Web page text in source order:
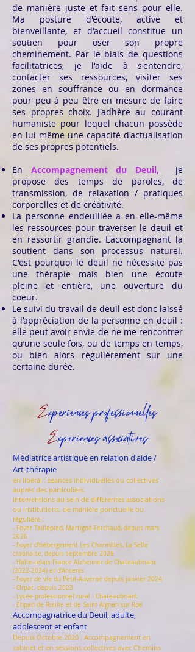
de manière juste et fait sens pour elle.
Ma posture d'écoute, active et
bienveillante, et d'accueil constitue un
soutien pour oser son propre
cheminement. Par le biais de questions
facilitatrices, je l'aide à s'entendre,
contacter ses ressources, visiter ses
zones en souffrance ou en dormance
pour peu à peu être en mesure de faire
ses propres choix. J'adhère au courant
humaniste pour lequel chacun possède
en lui-même une capacité d'actualisation
de ses propres potentiels.
En Accompagnement du Deuil, je
propose des temps de paroles, de
transmission, de relaxation / pratiques
corporelles et de créativité.
La personne endeuillée a en elle-même
les ressources pour traverser le deuil et
en ressortir grandie. L'accompagnant la
soutient dans son processus naturel.
C'est pourquoi le deuil ne nécessite pas
une thérapie mais bien une écoute
pleine et entière, une ouverture du
coeur.
Le suivi du travail de deuil est donc laissé
à l’appréciation de la personne en deuil :
elle peut avoir envie de ne me rencontrer
qu’une seule fois, ou de temps en temps,
ou bien alors régulièrement sur une
certaine durée.
Expériences professionnelles
Expériences associatives
Médiatrice artistique en relation d'aide /
Art-thérapie
​en libéral : séances individuelles ou collectives
auprès des particuliers,
interventions au sein de différentes associations
ou institutions, de manière ponctuelle ou
régulière :
- Foyer Taillepied, Martigné-Ferchaud, depuis mars
2026
- Foyer d'hébergement Les Charmilles, La Selle
craonaise, depuis septembre 2026
- Halte-relais France Alzheimer de Chateaubriant
(2022-2024) et d'Ancenis
- Foyer de vie du Petit-Auverné depuis janvier 2024
- Orpac, depuis 2023
- Lycée professionnel rural - Chateaubriant
- Ehpad de Riaillé et de Saint Aignan sur Roë
Accompagnatrice du Deuil, adulte,
adolescent et enfant
Depuis Octobre 2020 : Accompagnement en
cabinet et en sessions collectives avec Chemins